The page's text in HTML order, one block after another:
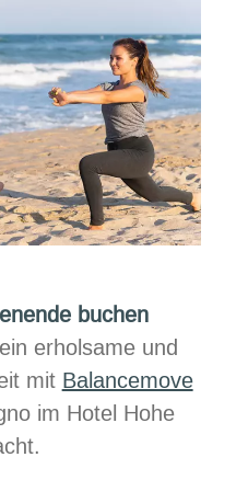
buchen
erholsame und
mit​ Balancemove
im Hotel Hohe